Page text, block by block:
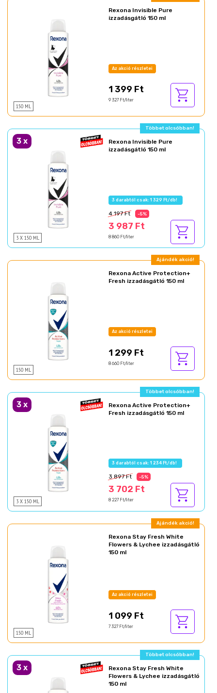
150 ML
Rexona Invisible Pure
izzadásgátló 150 ml
Az akció részletei
1 399 Ft
9 327 Ft/liter
Többet olcsóbban!
3 x
3 X 150 ML
Rexona Invisible Pure
izzadásgátló 150 ml
3 darabtól csak: 1 329 Ft/db!
4 197 Ft -5%
3 987 Ft
8 860 Ft/liter
Ajándék akció!
150 ML
Rexona Active Protection+
Fresh izzadásgátló 150 ml
Az akció részletei
1 299 Ft
8 660 Ft/liter
Többet olcsóbban!
3 x
3 X 150 ML
Rexona Active Protection+
Fresh izzadásgátló 150 ml
3 darabtól csak: 1 234 Ft/db!
3 897 Ft -5%
3 702 Ft
8 227 Ft/liter
Ajándék akció!
150 ML
Rexona Stay Fresh White
Flowers & Lychee izzadásgátló
150 ml
Az akció részletei
1 099 Ft
7 327 Ft/liter
Többet olcsóbban!
3 x
Rexona Stay Fresh White
Flowers & Lychee izzadásgátló
150 ml